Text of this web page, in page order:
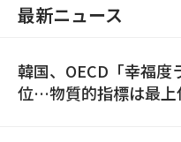
最新ニュース
韓国、OECD「幸福度
位…物質的指標は最上